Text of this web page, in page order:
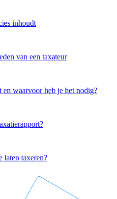
inhoudt
van een taxateur
en waarvoor heb je het nodig?
laten taxeren?